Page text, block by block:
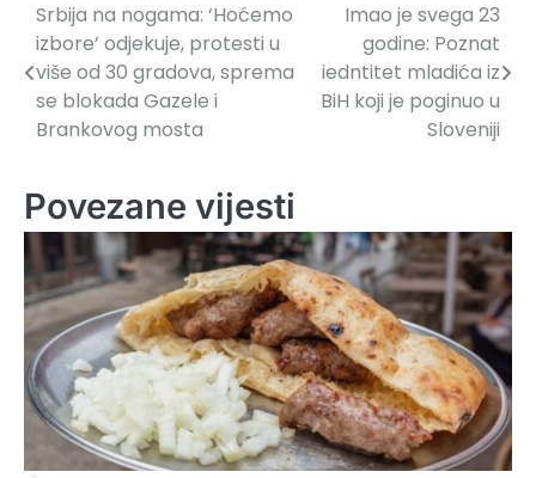
Navigacija
članaka
Srbija na nogama: ‘Hoćemo
izbore’ odjekuje, protesti u
više od 30 gradova, sprema
se blokada Gazele i
Brankovog mosta
Imao je svega 23
godine: Poznat
iedntitet mladića iz
BiH koji je poginuo u
Sloveniji
Povezane vijesti